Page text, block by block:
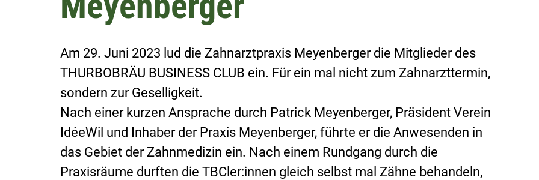
Am 29. Juni 2023 lud die Zahnarztpraxis Meyenberger die Mitglieder des
THURBOBRÄU BUSINESS CLUB ein. Für ein mal nicht zum Zahnarzttermin,
sondern zur Geselligkeit.
Nach einer kurzen Ansprache durch Patrick Meyenberger, Präsident Verein
IdéeWil und Inhaber der Praxis Meyenberger, führte er die Anwesenden in
das Gebiet der Zahnmedizin ein. Nach einem Rundgang durch die
Praxisräume durften die TBCler:innen gleich selbst mal Zähne behandeln,